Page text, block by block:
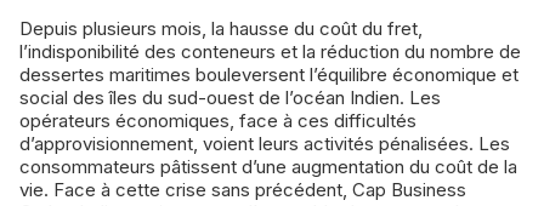
Depuis plusieurs mois, la hausse du coût du fret,
l’indisponibilité des conteneurs et la réduction du nombre de
dessertes maritimes bouleversent l’équilibre économique et
social des îles du sud-ouest de l’océan Indien. Les
opérateurs économiques, face à ces difficultés
d’approvisionnement, voient leurs activités pénalisées. Les
consommateurs pâtissent d’une augmentation du coût de la
vie. Face à cette crise sans précédent, Cap Business